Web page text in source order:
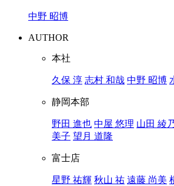
中野 昭博
AUTHOR
本社
久保 淳 志村 和哉 中野 昭博
静岡本部
野田 進也 中屋 悠理 山田 綾
美子 望月 道隆
富士店
星野 祐輝 秋山 祐 遠藤 尚美